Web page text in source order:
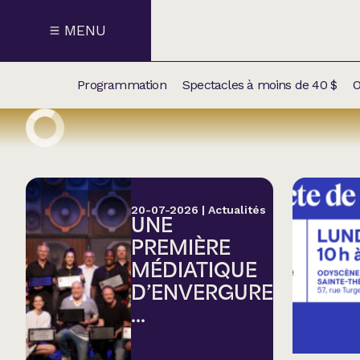
MENU
NOS
Humour
Programmation Spectacles à moins de 40 $
20-07-2026 | Actualités
UNE
PREMIÈRE
MÉDIATIQUE
D’ENVERGURE
...